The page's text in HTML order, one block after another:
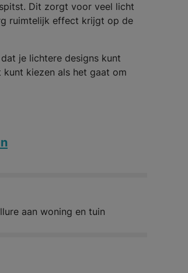
Dit zorgt voor veel licht
ruimtelijk effect krijgt op de
je lichtere designs kunt
kiezen als het gaat om
aan woning en tuin